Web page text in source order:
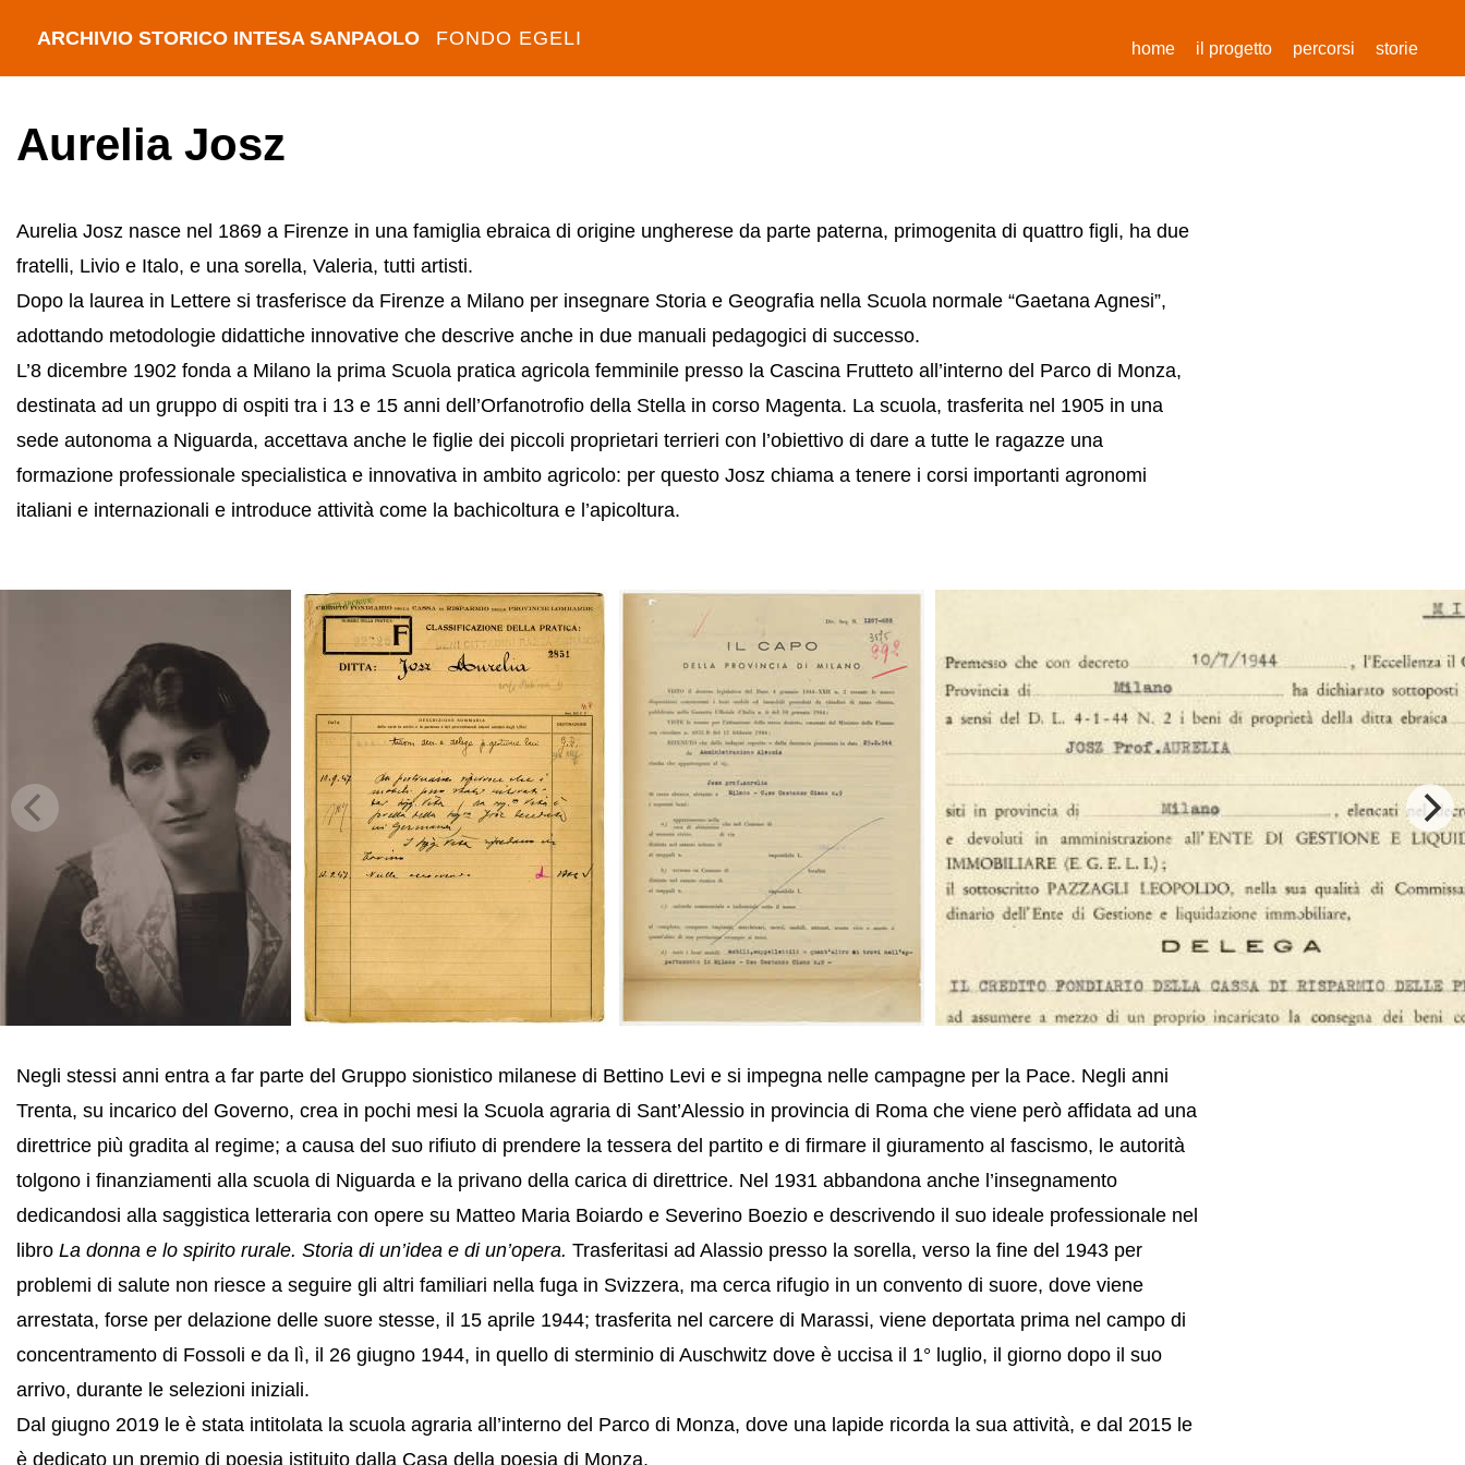
ARCHIVIO STORICO INTESA SANPAOLO FONDO EGELI home(current)
il progetto percorsi storie
Aurelia Josz
Aurelia Josz nasce nel 1869 a Firenze in una famiglia ebraica di origine ungherese da parte paterna, primogenita di quattro figli, ha due
fratelli, Livio e Italo, e una sorella, Valeria, tutti artisti.
Dopo la laurea in Lettere si trasferisce da Firenze a Milano per insegnare Storia e Geografia nella Scuola normale “Gaetana Agnesi”,
adottando metodologie didattiche innovative che descrive anche in due manuali pedagogici di successo.
L’8 dicembre 1902 fonda a Milano la prima Scuola pratica agricola femminile presso la Cascina Frutteto all’interno del Parco di Monza,
destinata ad un gruppo di ospiti tra i 13 e 15 anni dell’Orfanotrofio della Stella in corso Magenta. La scuola, trasferita nel 1905 in una
sede autonoma a Niguarda, accettava anche le figlie dei piccoli proprietari terrieri con l’obiettivo di dare a tutte le ragazze una
formazione professionale specialistica e innovativa in ambito agricolo: per questo Josz chiama a tenere i corsi importanti agronomi
italiani e internazionali e introduce attività come la bachicoltura e l’apicoltura.
Negli stessi anni entra a far parte del Gruppo sionistico milanese di Bettino Levi e si impegna nelle campagne per la Pace. Negli anni
Trenta, su incarico del Governo, crea in pochi mesi la Scuola agraria di Sant’Alessio in provincia di Roma che viene però affidata ad una
direttrice più gradita al regime; a causa del suo rifiuto di prendere la tessera del partito e di firmare il giuramento al fascismo, le autorità
tolgono i finanziamenti alla scuola di Niguarda e la privano della carica di direttrice. Nel 1931 abbandona anche l’insegnamento
dedicandosi alla saggistica letteraria con opere su Matteo Maria Boiardo e Severino Boezio e descrivendo il suo ideale professionale nel
libro La donna e lo spirito rurale. Storia di un’idea e di un’opera. Trasferitasi ad Alassio presso la sorella, verso la fine del 1943 per
problemi di salute non riesce a seguire gli altri familiari nella fuga in Svizzera, ma cerca rifugio in un convento di suore, dove viene
arrestata, forse per delazione delle suore stesse, il 15 aprile 1944; trasferita nel carcere di Marassi, viene deportata prima nel campo di
concentramento di Fossoli e da lì, il 26 giugno 1944, in quello di sterminio di Auschwitz dove è uccisa il 1° luglio, il giorno dopo il suo
arrivo, durante le selezioni iniziali.
Dal giugno 2019 le è stata intitolata la scuola agraria all’interno del Parco di Monza, dove una lapide ricorda la sua attività, e dal 2015 le
è dedicato un premio di poesia istituito dalla Casa della poesia di Monza.